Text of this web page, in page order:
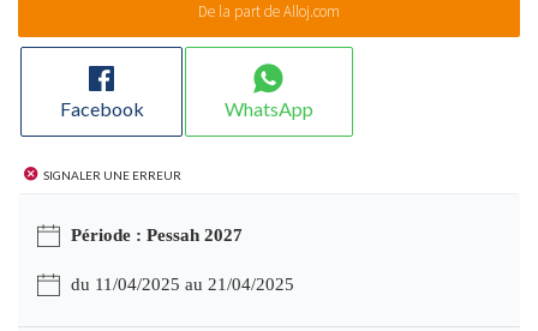
De la part de Alloj.com
Facebook WhatsApp
Signaler une erreur
Période : Pessah 2027
du 11/04/2025 au 21/04/2025